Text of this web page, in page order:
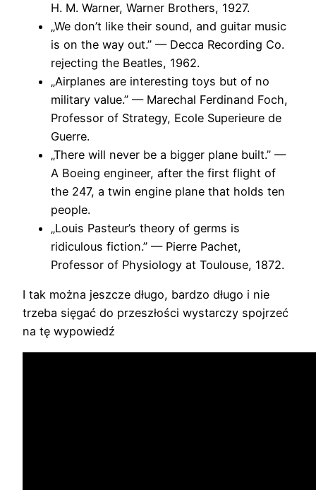
H. M. Warner, Warner Brothers, 1927.
„We don’t like their sound, and guitar music
is on the way out.” — Decca Recording Co.
rejecting the Beatles, 1962.
„Airplanes are interesting toys but of no
military value.” — Marechal Ferdinand Foch,
Professor of Strategy, Ecole Superieure de
Guerre.
„There will never be a bigger plane built.” —
A Boeing engineer, after the first flight of
the 247, a twin engine plane that holds ten
people.
„Louis Pasteur’s theory of germs is
ridiculous fiction.” — Pierre Pachet,
Professor of Physiology at Toulouse, 1872.
I tak można jeszcze długo, bardzo długo i nie
trzeba sięgać do przeszłości wystarczy spojrzeć
na tę wypowiedź